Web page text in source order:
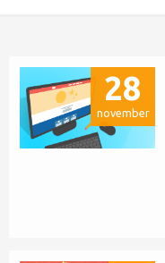
28
november